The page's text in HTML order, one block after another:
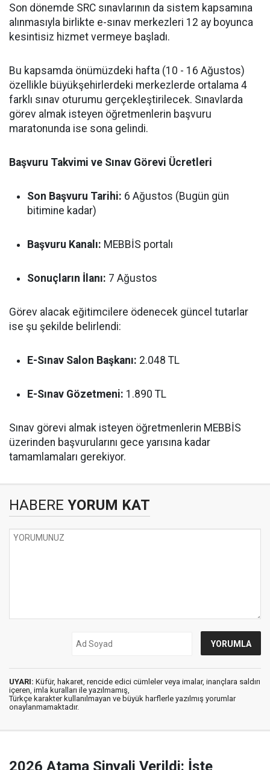
Son dönemde SRC sınavlarının da sistem kapsamına
alınmasıyla birlikte e-sınav merkezleri 12 ay boyunca
kesintisiz hizmet vermeye başladı.
Bu kapsamda önümüzdeki hafta (10 - 16 Ağustos)
özellikle büyükşehirlerdeki merkezlerde ortalama 4
farklı sınav oturumu gerçekleştirilecek. Sınavlarda
görev almak isteyen öğretmenlerin başvuru
maratonunda ise sona gelindi.
Başvuru Takvimi ve Sınav Görevi Ücretleri
Son Başvuru Tarihi: 6 Ağustos (Bugün gün
bitimine kadar)
Başvuru Kanalı: MEBBİS portalı
Sonuçların İlanı: 7 Ağustos
Görev alacak eğitimcilere ödenecek güncel tutarlar
ise şu şekilde belirlendi:
E-Sınav Salon Başkanı: 2.048 TL
E-Sınav Gözetmeni: 1.890 TL
Sınav görevi almak isteyen öğretmenlerin MEBBİS
üzerinden başvurularını gece yarısına kadar
tamamlamaları gerekiyor.
HABERE YORUM KAT
UYARI: Küfür, hakaret, rencide edici cümleler veya imalar, inançlara saldırı
içeren, imla kuralları ile yazılmamış,
Türkçe karakter kullanılmayan ve büyük harflerle yazılmış yorumlar
onaylanmamaktadır.
2026 Atama Sinyali Verildi: İşte